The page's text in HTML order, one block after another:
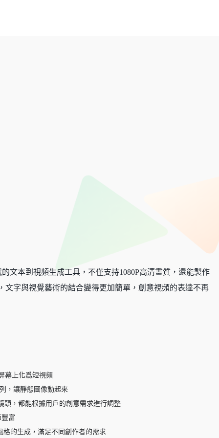
文本到視頻生成工具，不僅支持1080P高清畫質，還能製作
文字與視覺藝術的結合變得更加簡單，創意視頻的表達不再
幕上化爲短視頻
，讓靜態圖像動起來
頭，都能根據用戶的創意需求進行調整
富
格的生成，滿足不同創作者的需求